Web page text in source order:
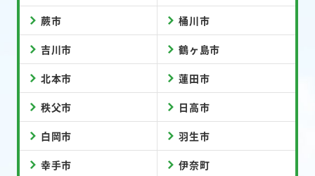
蕨市 桶川市
吉川市 鶴ヶ島市
北本市 蓮田市
秩父市 日高市
白岡市 羽生市
幸手市 伊奈町